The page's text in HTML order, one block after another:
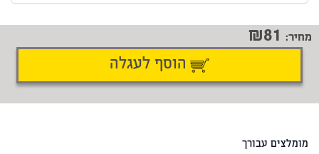
שתף דיווח על טעות
מחיר: 81
הוסף לעגלה
מומלצים עבורך